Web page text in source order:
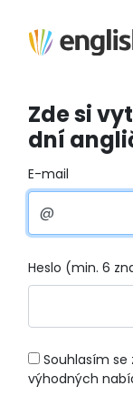
Zde si
dní
E-mail
Heslo (min. 6
Souhlasím
výhodných